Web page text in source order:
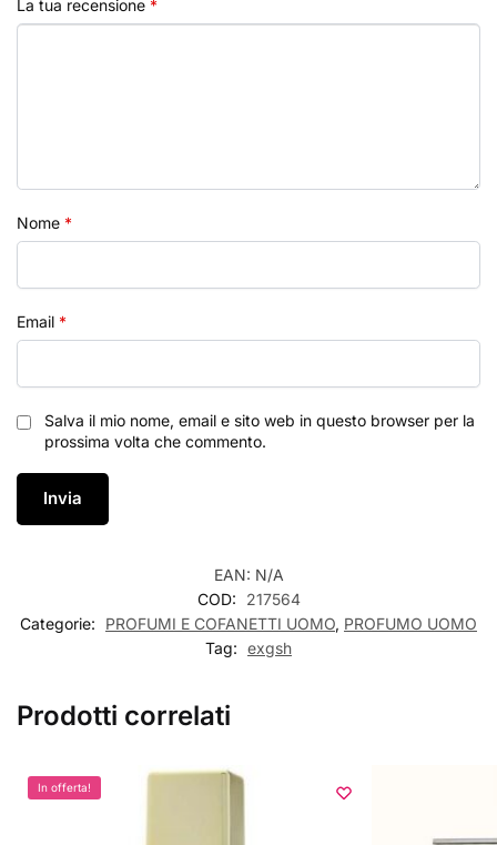
La tua recensione *
Nome *
Email *
Salva il mio nome, email e sito web in questo browser per la
prossima volta che commento.
EAN: N/A
COD:
217564
Categorie:
PROFUMI E COFANETTI UOMO, PROFUMO UOMO
Tag: exgsh
Prodotti correlati
In offerta!